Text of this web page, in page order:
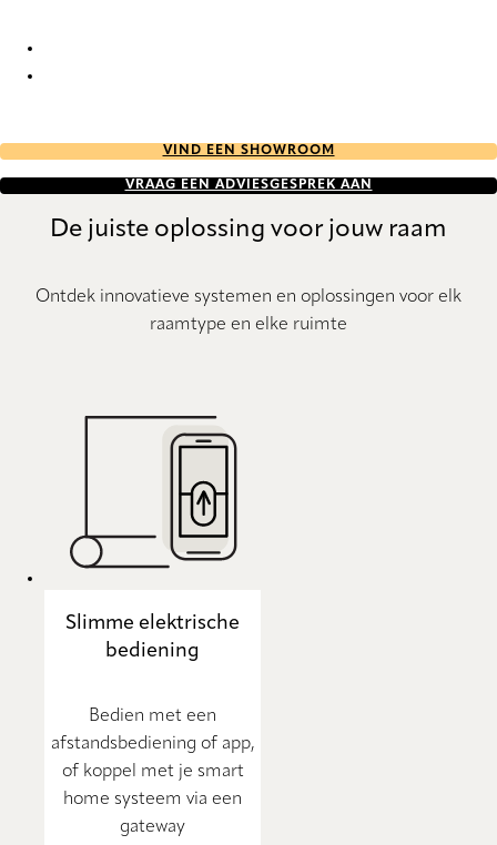
VIND EEN SHOWROOM
VRAAG EEN ADVIESGESPREK AAN
De juiste oplossing voor jouw raam
Ontdek innovatieve systemen en oplossingen voor elk
raamtype en elke ruimte
Slimme elektrische
bediening
Bedien met een
afstandsbediening of app,
of koppel met je smart
home systeem via een
gateway